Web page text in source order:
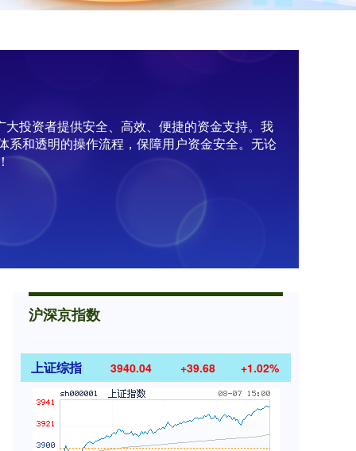
投资者提供安全、高效、便捷的资金支持。我
系和透明的操作流程，保障用户资金安全。无论
沪深京指数
上证综指 3940.04 +39.68 +1.02%